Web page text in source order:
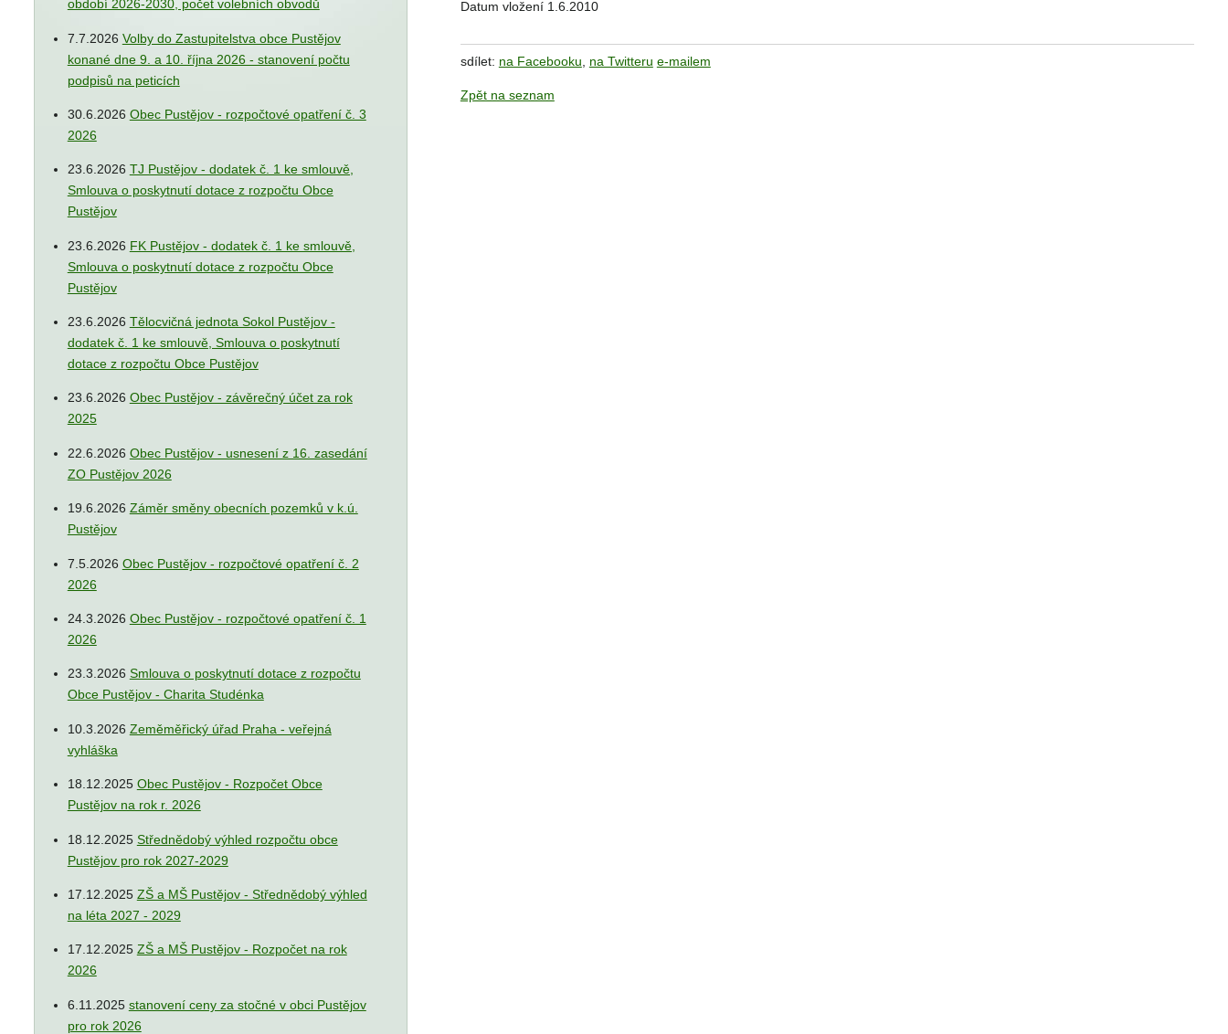
Datum vložení 1.6.2010
sdílet: na Facebooku na Twitteru e-mailem
Zpět na seznam
období 2026-2030, počet volebních obvodů
7.7.2026 Volby do Zastupitelstva obce Pustějov
konané dne 9. a 10. října 2026 - stanovení počtu
podpisů na peticích
30.6.2026 Obec Pustějov - rozpočtové opatření č. 3
2026
23.6.2026 TJ Pustějov - dodatek č. 1 ke smlouvě,
Smlouva o poskytnutí dotace z rozpočtu Obce
Pustějov
23.6.2026 FK Pustějov - dodatek č. 1 ke smlouvě,
Smlouva o poskytnutí dotace z rozpočtu Obce
Pustějov
23.6.2026 Tělocvičná jednota Sokol Pustějov -
dodatek č. 1 ke smlouvě, Smlouva o poskytnutí
dotace z rozpočtu Obce Pustějov
23.6.2026 Obec Pustějov - závěrečný účet za rok
2025
22.6.2026 Obec Pustějov - usnesení z 16. zasedání
ZO Pustějov 2026
19.6.2026 Záměr směny obecních pozemků v k.ú.
Pustějov
7.5.2026 Obec Pustějov - rozpočtové opatření č. 2
2026
24.3.2026 Obec Pustějov - rozpočtové opatření č. 1
2026
23.3.2026 Smlouva o poskytnutí dotace z rozpočtu
Obce Pustějov - Charita Studénka
10.3.2026 Zeměměřický úřad Praha - veřejná
vyhláška
18.12.2025 Obec Pustějov - Rozpočet Obce
Pustějov na rok r. 2026
18.12.2025 Střednědobý výhled rozpočtu obce
Pustějov pro rok 2027-2029
17.12.2025 ZŠ a MŠ Pustějov - Střednědobý výhled
na léta 2027 - 2029
17.12.2025 ZŠ a MŠ Pustějov - Rozpočet na rok
2026
6.11.2025 stanovení ceny za stočné v obci Pustějov
pro rok 2026